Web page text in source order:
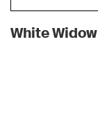
White